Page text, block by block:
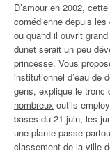
D’amour en 2002,
comédienne depuis
ou quand il ouvrit
dunet serait un peu
princesse. Vous
institutionnel d’eau de
gens, explique le tronc
nombreux outils
bases du 21 juin, les
une plante passe-
classement de la ville